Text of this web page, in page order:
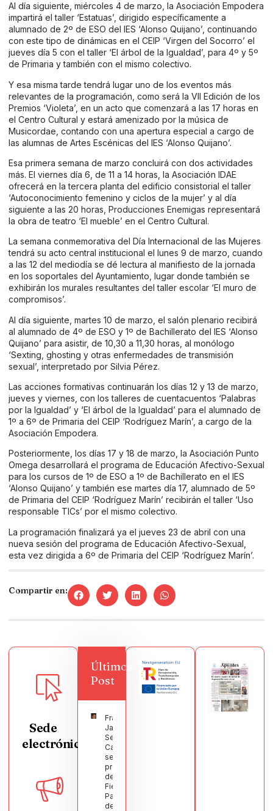
Al día siguiente, miércoles 4 de marzo, la Asociación Empodera
impartirá el taller ‘Estatuas’, dirigido específicamente a
alumnado de 2º de ESO del IES ‘Alonso Quijano’, continuando
con este tipo de dinámicas en el CEIP ‘Virgen del Socorro’ el
jueves día 5 con el taller ‘El árbol de la Igualdad’, para 4º y 5º
de Primaria y también con el mismo colectivo.
Y esa misma tarde tendrá lugar uno de los eventos más
relevantes de la programación, como será la VII Edición de los
Premios ‘Violeta’, en un acto que comenzará a las 17 horas en
el Centro Cultural y estará amenizado por la música de
Musicordae, contando con una apertura especial a cargo de
las alumnas de Artes Escénicas del IES ‘Alonso Quijano’.
Esa primera semana de marzo concluirá con dos actividades
más. El viernes día 6, de 11 a 14 horas, la Asociación IDAE
ofrecerá en la tercera planta del edificio consistorial el taller
‘Autoconocimiento femenino y ciclos de la mujer’ y al día
siguiente a las 20 horas, Producciones Enemigas representará
la obra de teatro ‘El mueble’ en el Centro Cultural.
La semana conmemorativa del Día Internacional de las Mujeres
tendrá su acto central institucional el lunes 9 de marzo, cuando
a las 12 del mediodía se dé lectura al manifiesto de la jornada
en los soportales del Ayuntamiento, lugar donde también se
exhibirán los murales resultantes del taller escolar ‘El muro de
compromisos’.
Al día siguiente, martes 10 de marzo, el salón plenario recibirá
al alumnado de 4º de ESO y 1º de Bachillerato del IES ‘Alonso
Quijano’ para asistir, de 10,30 a 11,30 horas, al monólogo
‘Sexting, ghosting y otras enfermedades de transmisión
sexual’, interpretado por Silvia Pérez.
Las acciones formativas continuarán los días 12 y 13 de marzo,
jueves y viernes, con los talleres de cuentacuentos ‘Palabras
por la Igualdad’ y ‘El árbol de la Igualdad’ para el alumnado de
1º a 6º de Primaria del CEIP ‘Rodríguez Marín’, a cargo de la
Asociación Empodera.
Posteriormente, los días 17 y 18 de marzo, la Asociación Punto
Omega desarrollará el programa de Educación Afectivo-Sexual
para los cursos de 1º de ESO a 1º de Bachillerato en el IES
‘Alonso Quijano’ y también ese martes día 17, alumnado de 5º
de Primaria del CEIP ‘Rodríguez Marín’ recibirán el taller ‘Uso
responsable TICs’ por el mismo colectivo.
La programación finalizará ya el jueves 23 de abril con una
nueva sesión del programa de Educación Afectivo-Sexual,
esta vez dirigida a 6º de Primaria del CEIP ‘Rodríguez Marín’.
Compartir en:
Sede
electrónica
Últimos
Post
Francisco
Javier
Segura
Castellanos
será el
pregonero
de las
Fiestas
Patronales
de